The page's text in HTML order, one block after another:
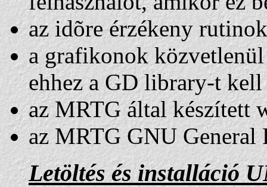
az idõre érzékeny
a grafikonok
ehhez a GD library-t kell
az MRTG által készített
az MRTG GNU General
Letöltés és installáció